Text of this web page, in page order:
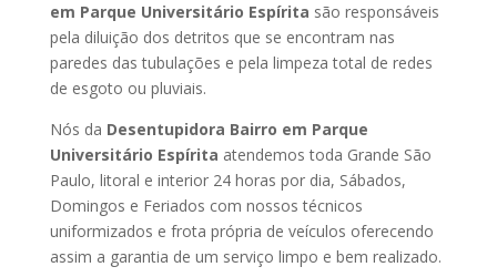
em Parque Universitário Espírita são responsáveis
pela diluição dos detritos que se encontram nas
paredes das tubulações e pela limpeza total de redes
de esgoto ou pluviais.
Nós da Desentupidora Bairro em Parque
Universitário Espírita atendemos toda Grande São
Paulo, litoral e interior 24 horas por dia, Sábados,
Domingos e Feriados com nossos técnicos
uniformizados e frota própria de veículos oferecendo
assim a garantia de um serviço limpo e bem realizado.